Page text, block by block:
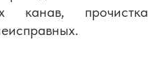
канав, прочистка